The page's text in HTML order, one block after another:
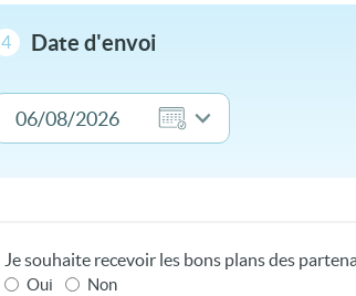
4 Date d'envoi
Je souhaite recevoir les bons plans des
Oui Non